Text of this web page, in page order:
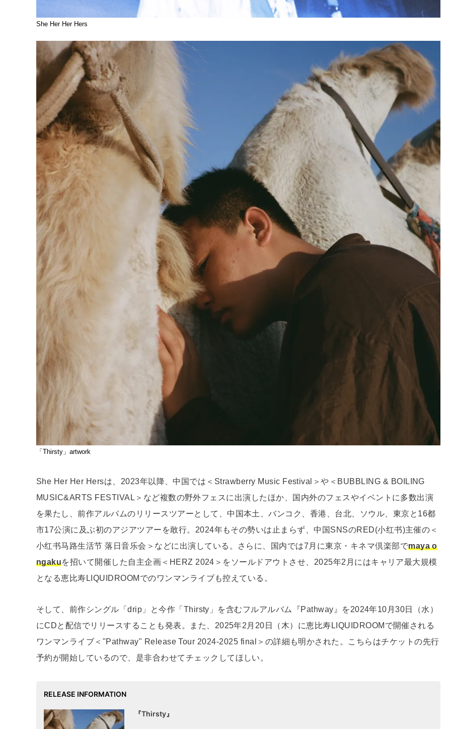
She Her Her Hers
「Thirsty」artwork
She Her Her Hersは、2023年以降、中国では＜Strawberry Music Festival＞や＜BUBBLING & BOILING
MUSIC&ARTS FESTIVAL＞など複数の野外フェスに出演したほか、国内外のフェスやイベントに多数出演
を果たし、前作アルバムのリリースツアーとして、中国本土、バンコク、香港、台北、ソウル、東京と16都
市17公演に及ぶ初のアジアツアーを敢行。2024年もその勢いは止まらず、中国SNSのRED(小红书)主催の＜
小红书马路生活节 落日音乐会＞などに出演している。さらに、国内では7月に東京・キネマ倶楽部でmaya o
ngakuを招いて開催した自主企画＜HERZ 2024＞をソールドアウトさせ、2025年2月にはキャリア最大規模
となる恵比寿LIQUIDROOMでのワンマンライブも控えている。
そして、前作シングル「drip」と今作「Thirsty」を含むフルアルバム『Pathway』を2024年10月30日（水）
にCDと配信でリリースすることも発表。また、2025年2月20日（木）に恵比寿LIQUIDROOMで開催される
ワンマンライブ＜"Pathway" Release Tour 2024-2025 final＞の詳細も明かされた。こちらはチケットの先行
予約が開始しているので、是非合わせてチェックしてほしい。
RELEASE INFORMATION
『Thirsty』